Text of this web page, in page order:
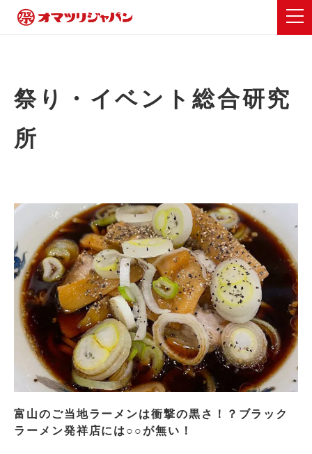
祭り・イベント総合研究
所
富山のご当地ラーメンは衝撃の黒さ！？ブラック
ラーメン発祥店には○○が無い！